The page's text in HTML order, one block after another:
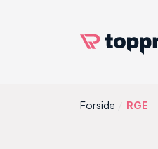
Forside RGE